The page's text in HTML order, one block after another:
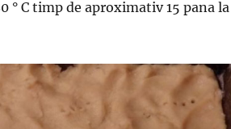
C timp de aproximativ 15 pana la